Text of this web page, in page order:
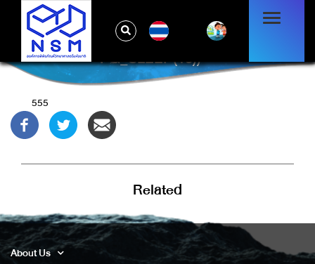
7IGUHYOR' OR 939=(SELECT 939 FROM
PG_SLEEP(15))--
555
Related
About Us